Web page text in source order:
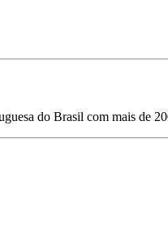
do Brasil com mais de